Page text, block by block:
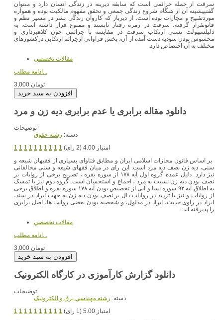
سرقت از جمله جرائمى است که سابقه دیرینه در زندگى انسان دارد و مى‏توان
گفت‏پیشینه آن از هنگام شروع زندگى جمعى و تحقق مفهوم مالکیت بوده و همواره
موردتقبیح و مجازات بوده است. از دیرباز که کاروان زندگى بشر در مسیر نظم و
قانون‏قرار گرفته، سرقت در زمره رفتار ناپسند و ممنوع قرار داشته است. به
دلیل‏سهولت نسبى ارتکاب سرقت در مقایسه با جرائمى چون کلاهبردارى و
محسوس بودن سودبه دست آمده از آن، بخش فراوانى ازجرائم ارتکابى درکشورهاى
مختلف به آن اختصاص‏ دارد.
مقالات تخصصي
ادامه مطلب...
3,000 تومان
دانلود مقاله برابری یا عدم برابری دیه زن و مرد
توضیحات
دسته: رشته حقوق
1 1 1 1 1 1 1 1 1 1
امتیاز 4.00 (2 رای)
بر اساس قانون مجازات اسلامى ایران و مطابق فتاواى بسیارى از فقیهان شیعه و
سنى، دیه زن نصف دیه مرد است. این راى در میان فقهای شیعه و سنی مخالفانى
نیز دارد. دلیل عمده گروه اول آیه ۱۷۸ از سوره بقره ، تصریح برخى از روایات بر
نصف بودن دیه زن نسبت ‏به مرد ، اجماع و استحسان است. گروه دوم نیز با تمسک
به اطلاق آیه ۹۲ سوره نسا و آبی از تخصیص بودن آیه ۱۷۸ سوره بقره و اطلاق برخى
از روایات و نیز با تردید در روایات دال بر نصف‏ بودن دیه زن به جهت ایراد در سند،
ایراد در راوی حدیث، ایراد در مدلول، و شخصیه بودن بعضی روایت ها، اصل برابری
را پذیرفته اند.
مقالات تخصصي
ادامه مطلب...
3,000 تومان
توضیحات
دسته: رشته مهندسي برق و الکترونيک
1 1 1 1 1 1 1 1 1 1
امتیاز 5.00 (1 رای)